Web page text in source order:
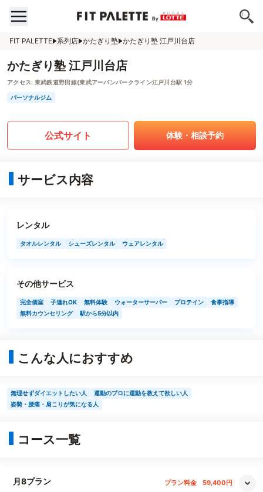
FIT PALETTE 系列店 かたぎり塾 かたぎり塾 江戸川台店
かたぎり塾 江戸川台店
アクセス: 東武鉄道野田線(東武アーバンパークライン江戸川台駅 1分
パーソナルジム
公式サイト 体験・相談予約
サービス内容
レンタル
タオルレンタル シューズレンタル ウェアレンタル
その他サービス
完全個室 子連れOK 無料体験 ウォーターサーバー プロテイン
食事指導
無料カウンセリング
駅から5分以内
こんな人におすすめ
無理せずダイエットしたい人
運動のプロに運動を教えて欲しい人
姿勢・腰痛・肩こりが気になる人
コース一覧
月8プラン プラン料金 59,400円